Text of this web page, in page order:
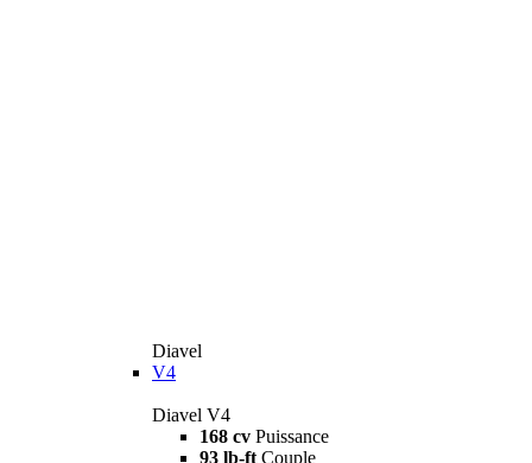
Diavel
V4
Diavel V4
168 cv Puissance
93 lb-ft Couple